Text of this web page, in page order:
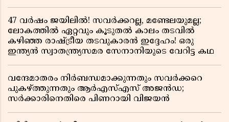
47 വർഷം ജയിലിൽ! സവർക്കറല്ല, മണ്ടേലയുമല്ല;
ലോകത്തിൽ ഏറ്റവും കൂടുതൽ കാലം തടവിൽ
കഴിഞ്ഞ രാഷ്ട്രീയ തടവുകാരൻ ഇദ്ദേഹം! ഒരു
ഇന്ത്യൻ സ്വാതന്ത്ര്യസമര സേനാനിയുടെ വേറിട്ട കഥ
വന്ദേമാതരം നിർബന്ധമാക്കുന്നതും സവർക്കറെ
പുകഴ്ത്തുന്നതും ആർഎസ്എസ് അജൻഡ;
സർക്കാരിനെതിരെ പിണറായി വിജയൻ